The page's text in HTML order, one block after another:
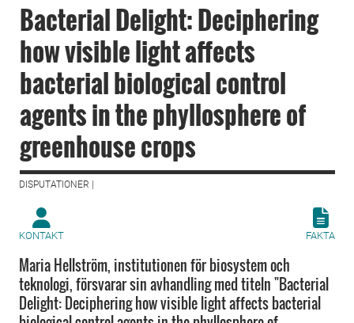
Bacterial Delight: Deciphering
how visible light affects
bacterial biological control
agents in the phyllosphere of
greenhouse crops
DISPUTATIONER |
KONTAKT FAKTA
Maria Hellström, institutionen för biosystem och
teknologi, försvarar sin avhandling med titeln "Bacterial
Delight: Deciphering how visible light affects bacterial